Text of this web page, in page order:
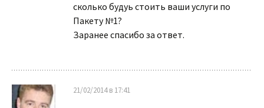
сколько будуь стоить ваши услуги по
Пакету №1?
Заранее спасибо за ответ.
21/02/2014 в 17:41